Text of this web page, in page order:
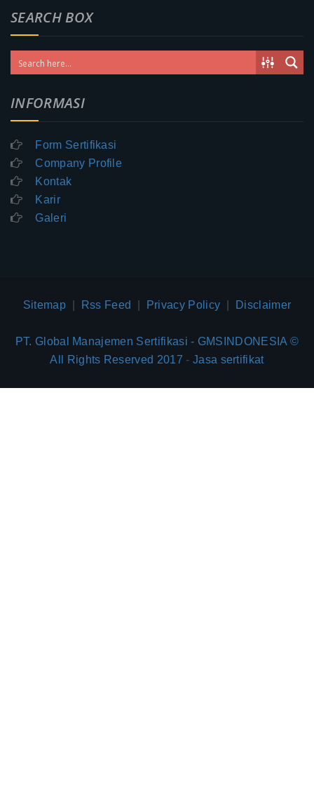
SEARCH BOX
INFORMASI
Form Sertifikasi
Company Profile
Kontak
Karir
Galeri
Sitemap Rss Feed Privacy Policy Disclaimer
PT. Global Manajemen Sertifikasi - GMSINDONESIA ©
All Rights Reserved 2017 - Jasa sertifikat